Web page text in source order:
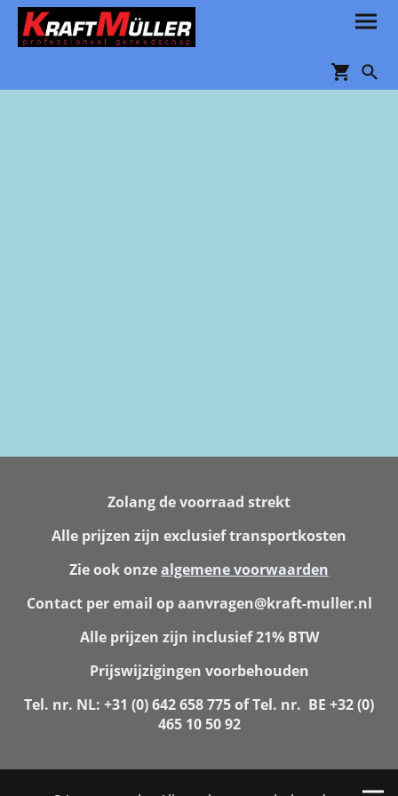
Zolang de voorraad strekt
Alle prijzen zijn exclusief transportkosten
Zie ook onzealgemene voorwaarden
Contact per email op aanvragen@kraft-muller.nl
Alle prijzen zijn inclusief 21% BTW
Prijswijzigingen voorbehouden
Tel. nr. NL: +31 (0) 642 658 775 of Tel. nr. BE +32 (0)
465 10 50 92